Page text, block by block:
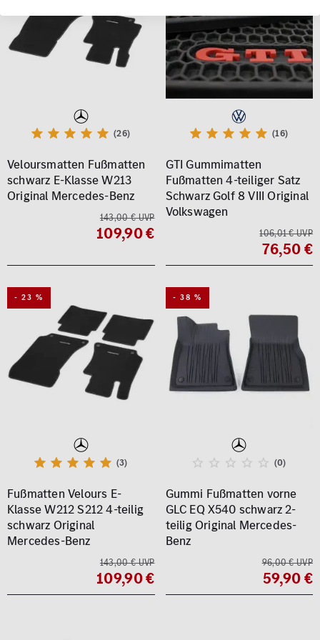
(26)
Veloursmatten Fußmatten
schwarz E-Klasse W213
Original Mercedes-Benz
143,00 € UVP
109,90 €
(16)
GTI Gummimatten
Fußmatten 4-teiliger Satz
Schwarz Golf 8 VIII Original
Volkswagen
106,01 € UVP
76,50 €
- 23 %
(3)
Fußmatten Velours E-
Klasse W212 S212 4-teilig
schwarz Original
Mercedes-Benz
143,00 € UVP
109,90 €
- 38 %
(0)
Gummi Fußmatten vorne
GLC EQ X540 schwarz 2-
teilig Original Mercedes-
Benz
96,00 € UVP
59,90 €